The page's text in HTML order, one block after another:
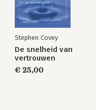
Stephen Covey
De snelheid van
vertrouwen
€ 25,00